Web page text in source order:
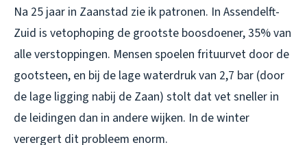
Na 25 jaar in Zaanstad zie ik patronen. In Assendelft-
Zuid is vetophoping de grootste boosdoener, 35% van
alle verstoppingen. Mensen spoelen frituurvet door de
gootsteen, en bij de lage waterdruk van 2,7 bar (door
de lage ligging nabij de Zaan) stolt dat vet sneller in
de leidingen dan in andere wijken. In de winter
verergert dit probleem enorm.